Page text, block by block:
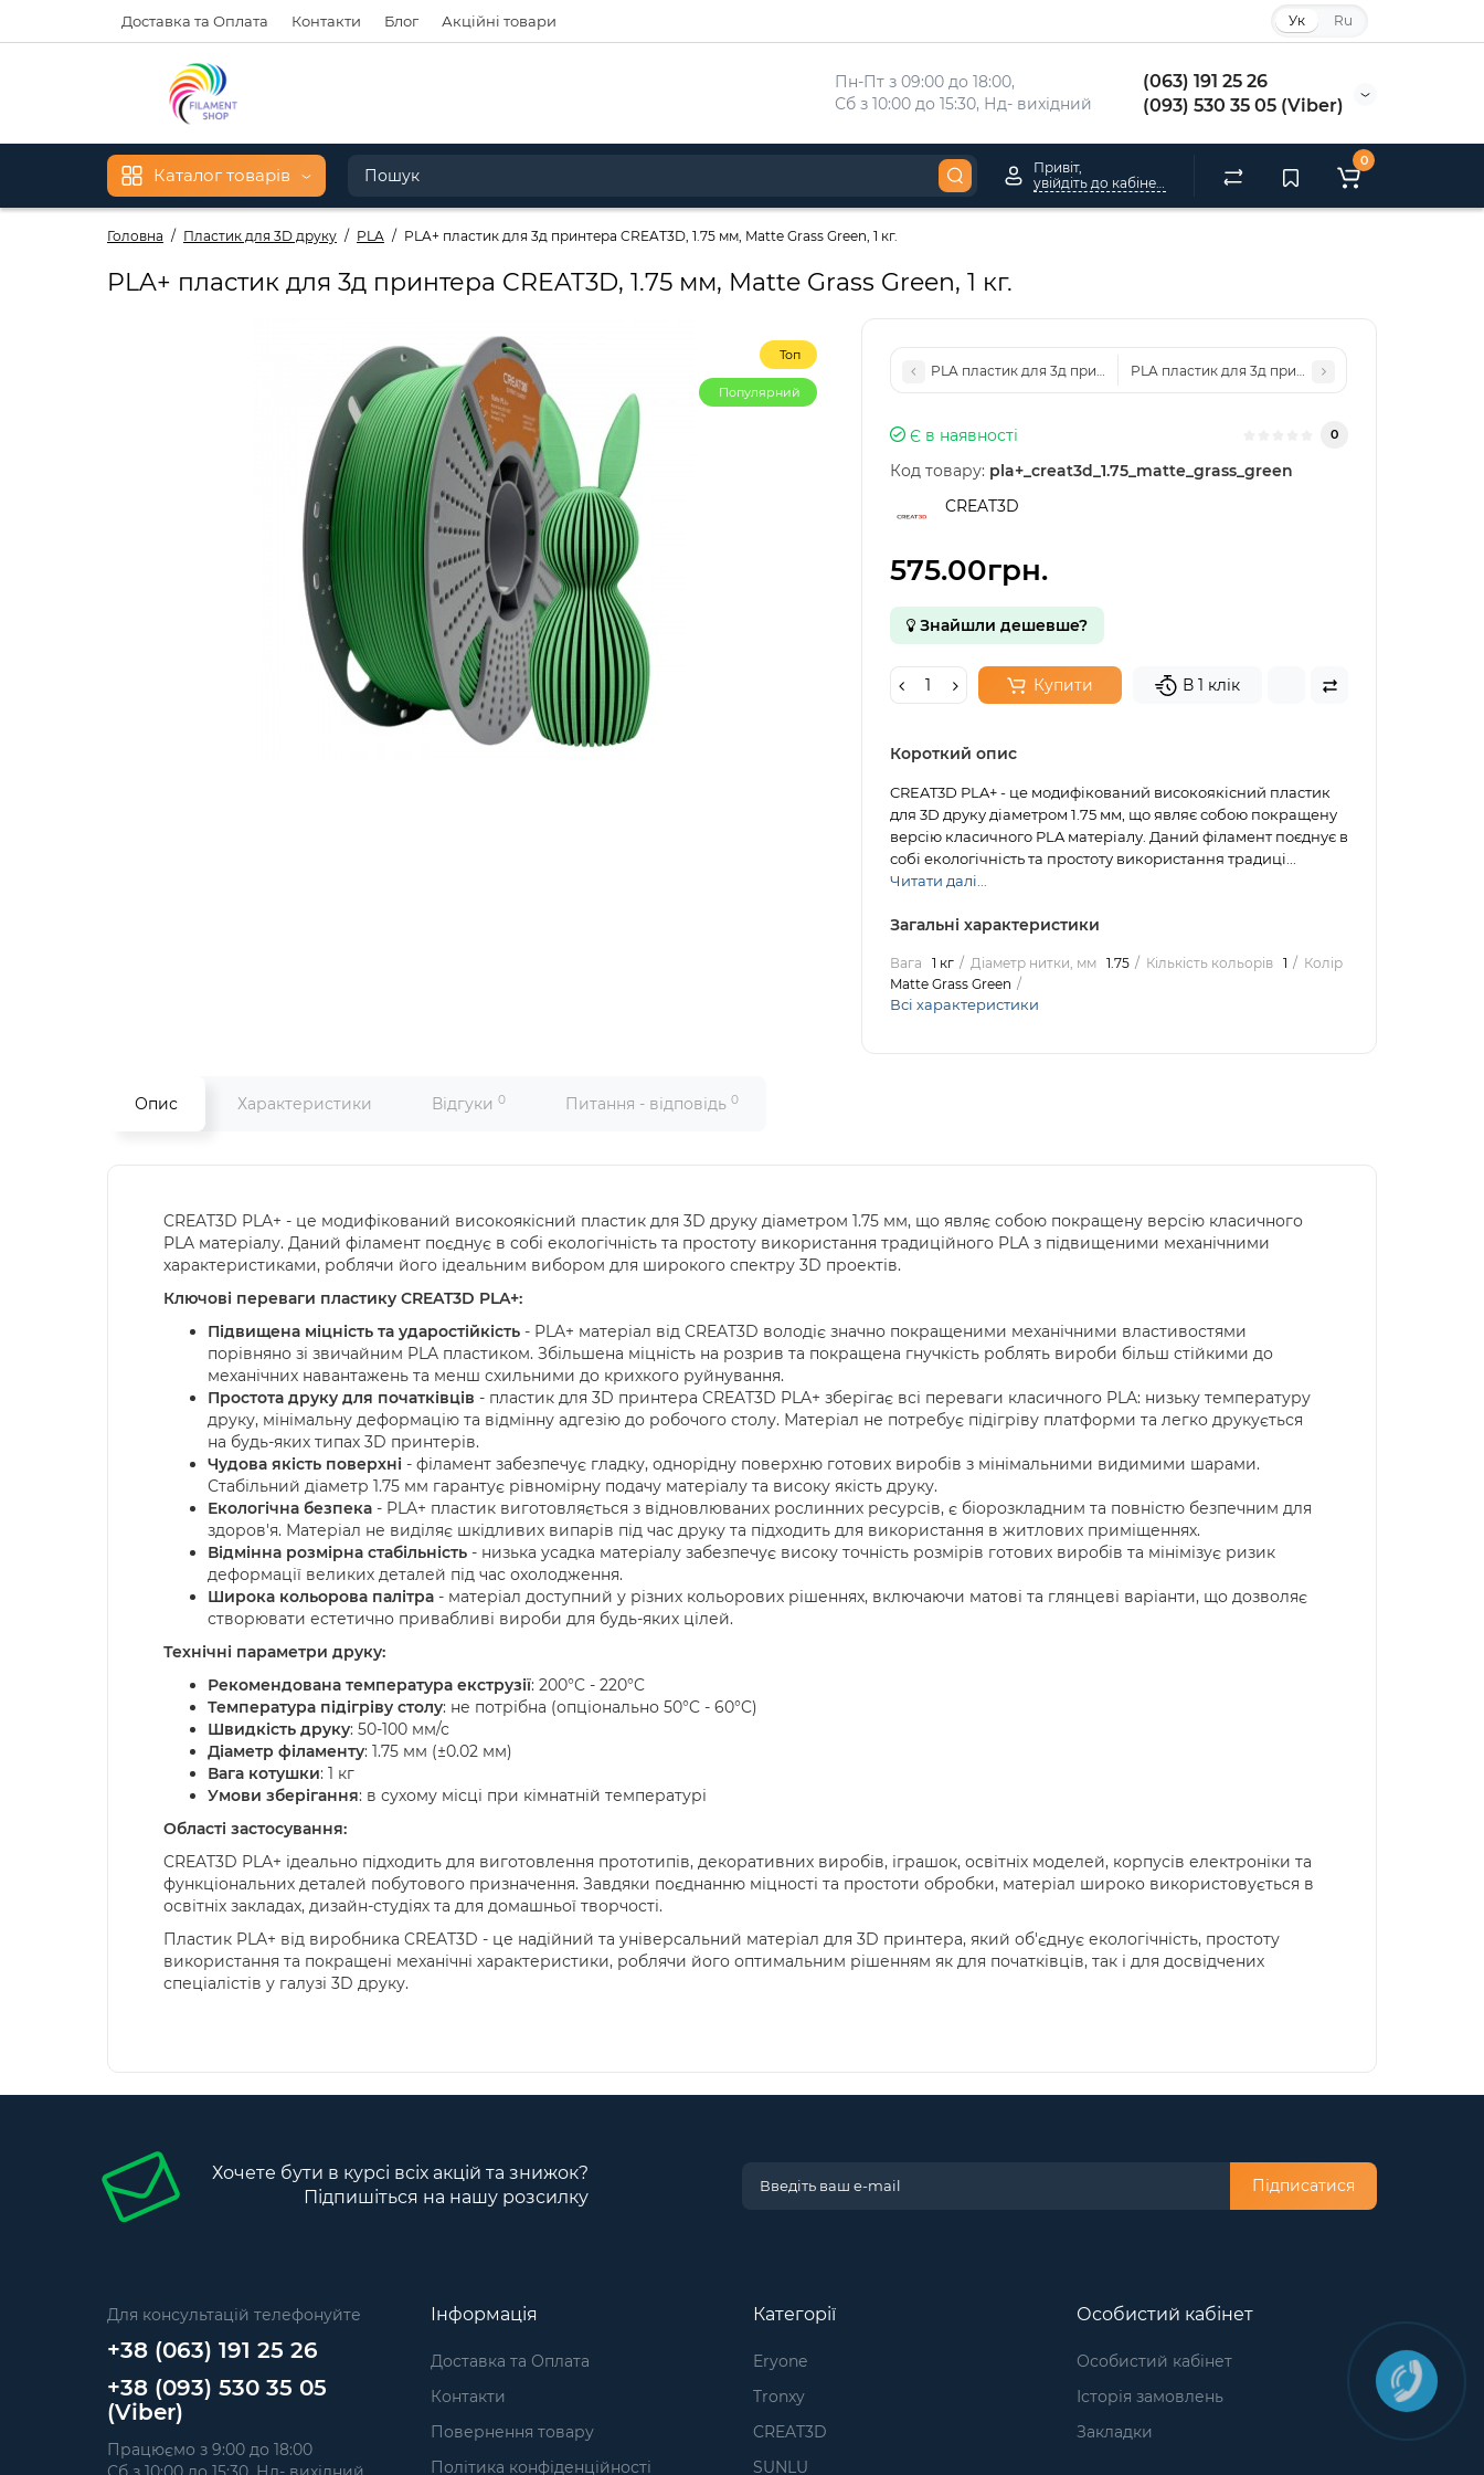
Доставка та Оплата Контакти Блог Акційні товари Ук Ru
Пн-Пт з 09:00 до 18:00,
Сб з 10:00 до 15:30, Нд- вихідний
(063) 191 25 26
(093) 530 35 05 (Viber)
Каталог товарів
Привіт,
0
Головна Пластик для 3D друку PLA PLA+ пластик для 3д принтера CREAT3D, 1.75 мм, Matte Grass Green, 1 кг.
PLA+ пластик для 3д принтера CREAT3D, 1.75 мм, Matte Grass Green, 1 кг.
Топ
Популярний
PLA пластик для 3д принтера KINGROON, 1.75 мм, Black, 1 кг.
Є в наявності 0
Код товару: pla+_creat3d_1.75_matte_grass_green
CREAT3D
575.00грн.
Знайшли дешевше?
Купити В 1 клік
Короткий опис
CREAT3D PLA+ - це модифікований високоякісний пластик
для 3D друку діаметром 1.75 мм, що являє собою покращену
версію класичного PLA матеріалу. Даний філамент поєднує в
собі екологічність та простоту використання традиці...
Читати далі...
Загальні характеристики
Вага 1 кг Діаметр нитки, мм 1.75 Кількість кольорів 1
Колір
Matte Grass Green
Всі характеристики
Опис Характеристики Відгуки 0 Питання - відповідь 0
CREAT3D PLA+ - це модифікований високоякісний пластик для 3D друку діаметром 1.75 мм, що являє собою покращену версію класичного
PLA матеріалу. Даний філамент поєднує в собі екологічність та простоту використання традиційного PLA з підвищеними механічними
характеристиками, роблячи його ідеальним вибором для широкого спектру 3D проектів.
Ключові переваги пластику CREAT3D PLA+:
Підвищена міцність та ударостійкість - PLA+ матеріал від CREAT3D володіє значно покращеними механічними властивостями
порівняно зі звичайним PLA пластиком. Збільшена міцність на розрив та покращена гнучкість роблять вироби більш стійкими до
механічних навантажень та менш схильними до крихкого руйнування.
Простота друку для початківців - пластик для 3D принтера CREAT3D PLA+ зберігає всі переваги класичного PLA: низьку температуру
друку, мінімальну деформацію та відмінну адгезію до робочого столу. Матеріал не потребує підігріву платформи та легко друкується
на будь-яких типах 3D принтерів.
Чудова якість поверхні - філамент забезпечує гладку, однорідну поверхню готових виробів з мінімальними видимими шарами.
Стабільний діаметр 1.75 мм гарантує рівномірну подачу матеріалу та високу якість друку.
Екологічна безпека - PLA+ пластик виготовляється з відновлюваних рослинних ресурсів, є біорозкладним та повністю безпечним для
здоров'я. Матеріал не виділяє шкідливих випарів під час друку та підходить для використання в житлових приміщеннях.
Відмінна розмірна стабільність - низька усадка матеріалу забезпечує високу точність розмірів готових виробів та мінімізує ризик
деформації великих деталей під час охолодження.
Широка кольорова палітра - матеріал доступний у різних кольорових рішеннях, включаючи матові та глянцеві варіанти, що дозволяє
створювати естетично привабливі вироби для будь-яких цілей.
Технічні параметри друку:
Рекомендована температура екструзії: 200°C - 220°C
Температура підігріву столу: не потрібна (опціонально 50°C - 60°C)
Швидкість друку: 50-100 мм/с
Діаметр філаменту: 1.75 мм (±0.02 мм)
Вага котушки: 1 кг
Умови зберігання: в сухому місці при кімнатній температурі
Області застосування:
CREAT3D PLA+ ідеально підходить для виготовлення прототипів, декоративних виробів, іграшок, освітніх моделей, корпусів електроніки та
функціональних деталей побутового призначення. Завдяки поєднанню міцності та простоти обробки, матеріал широко використовується в
освітніх закладах, дизайн-студіях та для домашньої творчості.
Пластик PLA+ від виробника CREAT3D - це надійний та універсальний матеріал для 3D принтера, який об'єднує екологічність, простоту
використання та покращені механічні характеристики, роблячи його оптимальним рішенням як для початківців, так і для досвідчених
спеціалістів у галузі 3D друку.
Хочете бути в курсі всіх акцій та знижок?
Підпишіться на нашу розсилку
Підписатися
Для консультацій телефонуйте
+38 (063) 191 25 26
+38 (093) 530 35 05
(Viber)
Працюємо з 9:00 до 18:00
Інформація
Доставка та Оплата
Контакти
Повернення товару
Політика конфіденційності
Категорії
Eryone
Tronxy
CREAT3D
SUNLU
Особистий кабінет
Особистий кабінет
Історія замовлень
Закладки